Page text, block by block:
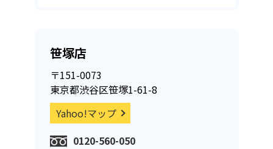
笹塚店
〒151-0073
東京都渋谷区笹塚1-61-8
Yahoo!マップ
0120-560-050